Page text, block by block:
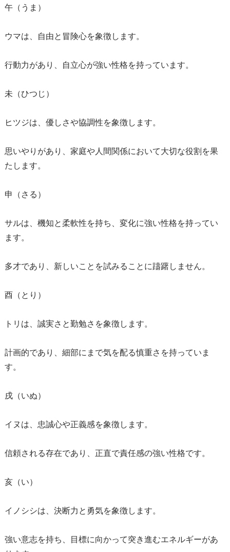
午（うま）
ウマは、自由と冒険心を象徴します。
行動力があり、自立心が強い性格を持っています。
未（ひつじ）
ヒツジは、優しさや協調性を象徴します。
思いやりがあり、家庭や人間関係において大切な役割を果
たします。
申（さる）
サルは、機知と柔軟性を持ち、変化に強い性格を持ってい
ます。
多才であり、新しいことを試みることに躊躇しません。
酉（とり）
トリは、誠実さと勤勉さを象徴します。
計画的であり、細部にまで気を配る慎重さを持っていま
す。
戌（いぬ）
イヌは、忠誠心や正義感を象徴します。
信頼される存在であり、正直で責任感の強い性格です。
亥（い）
イノシシは、決断力と勇気を象徴します。
強い意志を持ち、目標に向かって突き進むエネルギーがあ